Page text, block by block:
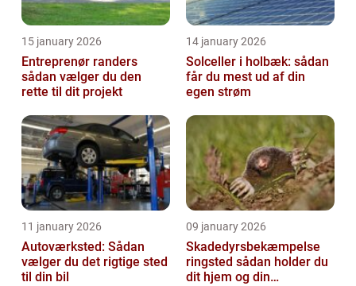
15 january 2026
Entreprenør randers
sådan vælger du den
rette til dit projekt
14 january 2026
Solceller i holbæk: sådan
får du mest ud af din
egen strøm
11 january 2026
Autoværksted: Sådan
vælger du det rigtige sted
til din bil
09 january 2026
Skadedyrsbekæmpelse
ringsted sådan holder du
dit hjem og din